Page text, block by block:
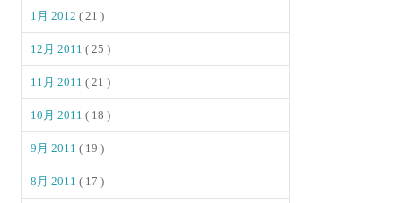
1月 2012( 21 )
12月 2011( 25 )
11月 2011( 21 )
10月 2011( 18 )
9月 2011( 19 )
8月 2011( 17 )